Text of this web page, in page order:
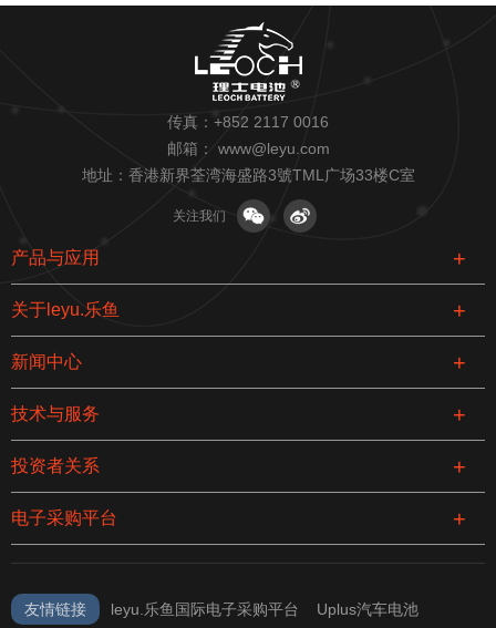
传真：+852 2117 0016
邮箱： www@leyu.com
地址：香港新界荃湾海盛路3號TML广场33楼C室
关注我们
产品与应用
关于leyu.乐鱼
新闻中心
技术与服务
投资者关系
电子采购平台
友情链接 leyu.乐鱼国际电子采购平台 Uplus汽车电池